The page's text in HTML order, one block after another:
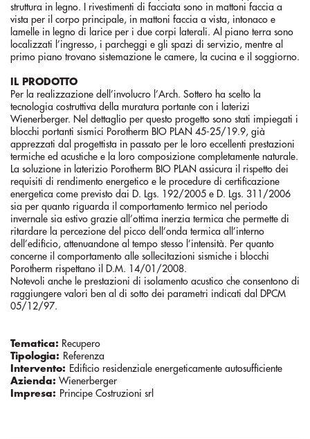
struttura in legno. I rivestimenti di facciata sono in mattoni faccia a
vista per il corpo principale, in mattoni faccia a vista, intonaco e
lamelle in legno di larice per i due corpi laterali. Al piano terra sono
localizzati l’ingresso, i parcheggi e gli spazi di servizio, mentre al
primo piano trovano sistemazione le camere, la cucina e il soggiorno.
IL PRODOTTO
Per la realizzazione dell’involucro l’Arch. Sottero ha scelto la
tecnologia costruttiva della muratura portante con i laterizi
Wienerberger. Nel dettaglio per questo progetto sono stati impiegati i
blocchi portanti sismici Porotherm BIO PLAN 45-25/19.9, già
apprezzati dal progettista in passato per le loro eccellenti prestazioni
termiche ed acustiche e la loro composizione completamente naturale.
La soluzione in laterizio Porotherm BIO PLAN assicura il rispetto dei
requisiti di rendimento energetico e le procedure di certificazione
energetica come previsto dai D. Lgs. 192/2005 e D. Lgs. 311/2006
sia per quanto riguarda il comportamento termico nel periodo
invernale sia estivo grazie all’ottima inerzia termica che permette di
ritardare la percezione del picco dell’onda termica all’interno
dell’edificio, attenuandone al tempo stesso l’intensità. Per quanto
concerne il comportamento alle sollecitazioni sismiche i blocchi
Porotherm rispettano il D.M. 14/01/2008.
Notevoli anche le prestazioni di isolamento acustico che consentono di
raggiungere valori ben al di sotto dei parametri indicati dal DPCM
05/12/97.
Tematica: Recupero
Tipologia: Referenza
Intervento: Edificio residenziale energeticamente autosufficiente
Azienda: Wienerberger
Impresa: Principe Costruzioni srl